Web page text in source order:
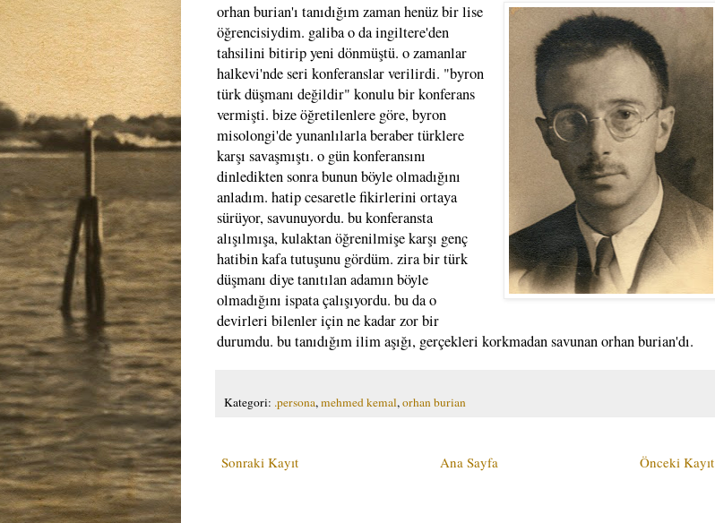
orhan burian'ı tanıdığım zaman henüz bir lise
öğrencisiydim. galiba o da ingiltere'den
tahsilini bitirip yeni dönmüştü. o zamanlar
halkevi'nde seri konferanslar verilirdi. "byron
türk düşmanı değildir" konulu bir konferans
vermişti. bize öğretilenlere göre, byron
misolongi'de yunanlılarla beraber türklere
karşı savaşmıştı. o gün konferansını
dinledikten sonra bunun böyle olmadığını
anladım. hatip cesaretle fikirlerini ortaya
sürüyor, savunuyordu. bu konferansta
alışılmışa, kulaktan öğrenilmişe karşı genç
hatibin kafa tutuşunu gördüm. zira bir türk
düşmanı diye tanıtılan adamın böyle
olmadığını ispata çalışıyordu. bu da o
devirleri bilenler için ne kadar zor bir
durumdu. bu tanıdığım ilim aşığı, gerçekleri korkmadan savunan orhan burian'dı.
Kategori: .persona,mehmed kemal,orhan burian
Sonraki Kayıt Önceki Kayıt
Ana Sayfa